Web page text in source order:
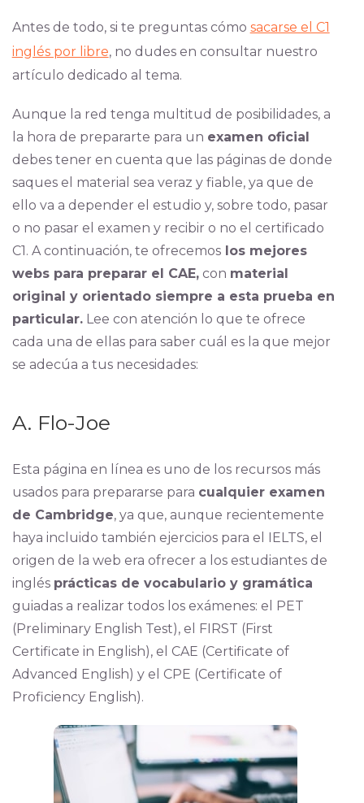
Antes de todo, si te preguntas cómo sacarse el C1
inglés por libre, no dudes en consultar nuestro
artículo dedicado al tema.
Aunque la red tenga multitud de posibilidades, a
la hora de prepararte para un examen oficial
debes tener en cuenta que las páginas de donde
saques el material sea veraz y fiable, ya que de
ello va a depender el estudio y, sobre todo, pasar
o no pasar el examen y recibir o no el certificado
C1. A continuación, te ofrecemoslos mejores
webs para preparar el CAE,con material
original y orientado siempre a esta prueba en
particular.Lee con atención lo que te ofrece
cada una de ellas para saber cuál es la que mejor
se adecúa a tus necesidades:
A. Flo-Joe
Esta página en línea es uno de los recursos más
usados para prepararse para cualquier examen
de Cambridge, ya que, aunque recientemente
haya incluido también ejercicios para el IELTS, el
origen de la web era ofrecer a los estudiantes de
inglés prácticas de vocabulario y gramática
guiadas a realizar todos los exámenes: el PET
(Preliminary English Test), el FIRST (First
Certificate in English), el CAE (Certificate of
Advanced English) y el CPE (Certificate of
Proficiency English).